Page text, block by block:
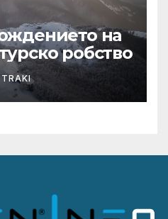
на
робство
TRAKI